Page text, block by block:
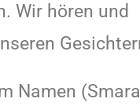
Wir hören und
Namen